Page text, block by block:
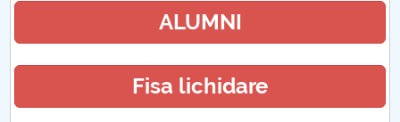
ALUMNI
Fisa lichidare